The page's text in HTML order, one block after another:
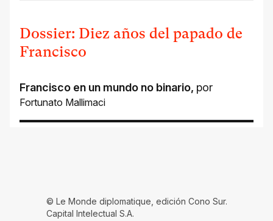
Dossier: Diez años del papado de
Francisco
Francisco en un mundo no binario, por
Fortunato Mallimaci
© Le Monde diplomatique, edición Cono Sur.
Capital Intelectual S.A.